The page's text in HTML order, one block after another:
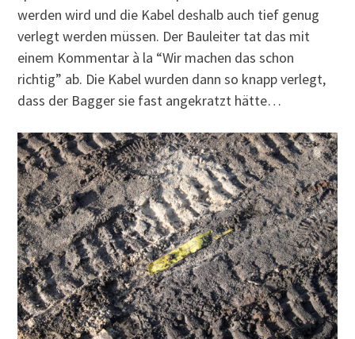
werden wird und die Kabel deshalb auch tief genug
verlegt werden müssen. Der Bauleiter tat das mit
einem Kommentar à la “Wir machen das schon
richtig” ab. Die Kabel wurden dann so knapp verlegt,
dass der Bagger sie fast angekratzt hätte…